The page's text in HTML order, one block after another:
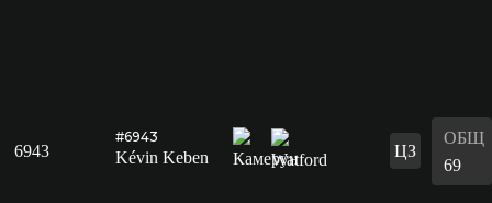
6943
#6943
Kévin Keben ЦЗ
ОБЩ
69